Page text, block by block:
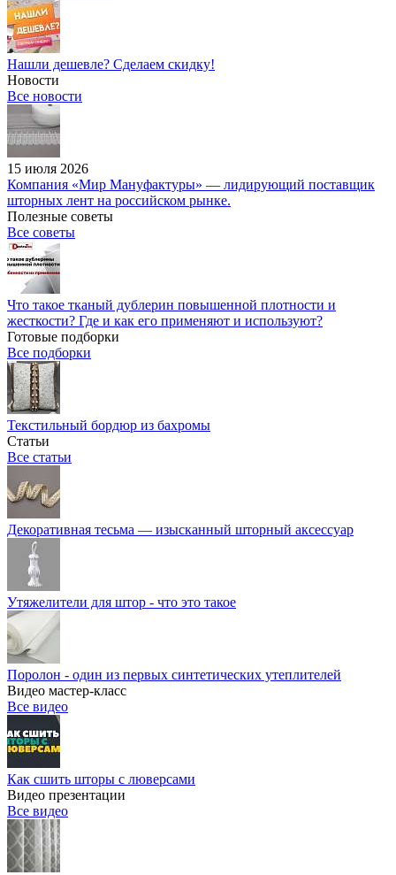
Нашли дешевле? Сделаем скидку!
Новости
Все новости
15 июля 2026
Компания «Мир Мануфактуры» — лидирующий поставщик
шторных лент на российском рынке.
Полезные советы
Все советы
Что такое тканый дублерин повышенной плотности и
жесткости? Где и как его применяют и используют?
Готовые подборки
Все подборки
Текстильный бордюр из бахромы
Статьи
Все статьи
Декоративная тесьма — изысканный шторный аксессуар
Утяжелители для штор - что это такое
Поролон - один из первых синтетических утеплителей
Видео мастер-класс
Все видео
Как сшить шторы с люверсами
Видео презентации
Все видео